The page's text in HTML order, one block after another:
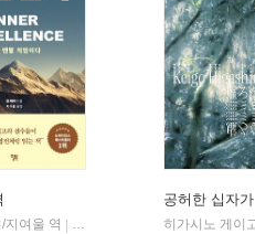
지여울 역 |
공허한 십자가